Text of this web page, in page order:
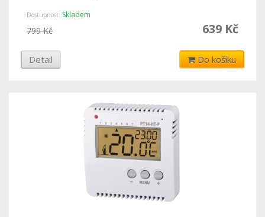
Dostupnost: Skladem
639 Kč
799 Kč
Detail Do košíku